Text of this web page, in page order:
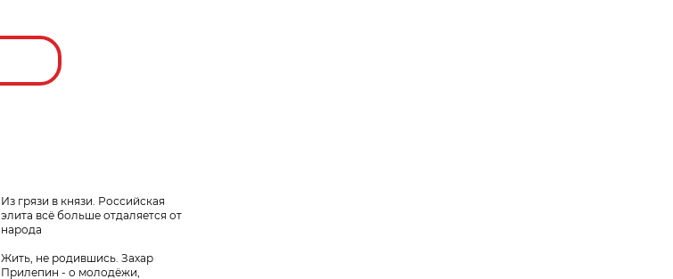
Из грязи в князи. Российская
элита всё больше отдаляется от
народа
Жить, не родившись. Захар
Прилепин - о молодёжи,